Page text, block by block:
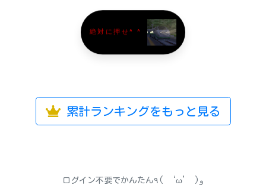
絶対に押せ^ ^
累計ランキングをもっと見る
ログイン不要でかんたん٩( ‘ω’ )و